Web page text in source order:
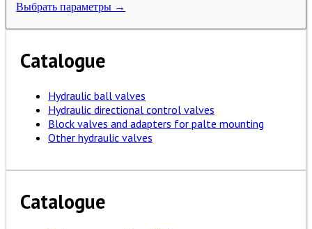
Выбрать параметры →
Catalogue
Hydraulic ball valves
Hydraulic directional control valves
Block valves and adapters for palte mounting
Other hydraulic valves
Catalogue